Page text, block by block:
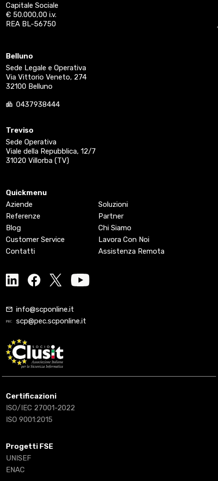
Capitale Sociale
€ 50.000,00 i.v.
REA BL-56750
Belluno
Sede Legale e Operativa
Via Vittorio Veneto, 274
32100 Belluno
0437938444
Treviso
Sede Operativa
Viale della Repubblica, 12/7
31020 Villorba (TV)
Quickmenu
Aziende
Soluzioni
Referenze
Partner
Blog
Chi Siamo
Customer Service
Lavora Con Noi
Contatti
Assistenza Remota
info@scponline.it
scp@pec.scponline.it
Certificazioni
ISO/IEC 27001-2022
ISO 9001:2015
Progetti FSE
UNISEF
ENAC